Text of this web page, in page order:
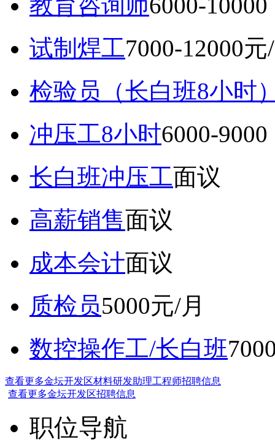
试制焊工7000-12000元
检验员（长白班8小时
冲压工8小时6000-
长白班冲压工面议
高薪销售面议
成本会计面议
质检员5000元/月
数控操作工/长白班
查看更多金坛开发区材料研发助理工程师招聘信息
查看更多金坛开发区招聘信息
职位导航